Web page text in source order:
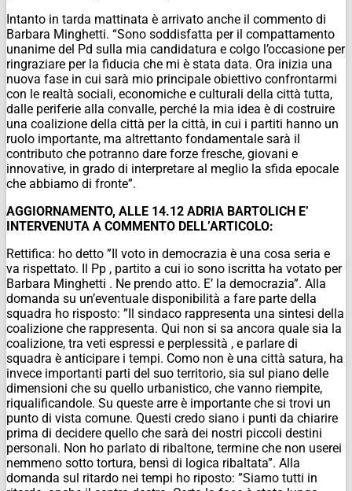
Intanto in tarda mattinata è arrivato anche il commento di
Barbara Minghetti. “Sono soddisfatta per il compattamento
unanime del Pd sulla mia candidatura e colgo l’occasione per
ringraziare per la fiducia che mi è stata data. Ora inizia una
nuova fase in cui sarà mio principale obiettivo confrontarmi
con le realtà sociali, economiche e culturali della città tutta,
dalle periferie alla convalle, perché la mia idea è di costruire
una coalizione della città per la città, in cui i partiti hanno un
ruolo importante, ma altrettanto fondamentale sarà il
contributo che potranno dare forze fresche, giovani e
innovative, in grado di interpretare al meglio la sfida epocale
che abbiamo di fronte”.
AGGIORNAMENTO, ALLE 14.12 ADRIA BARTOLICH E’
INTERVENUTA A COMMENTO DELL’ARTICOLO:
Rettifica: ho detto ”Il voto in democrazia è una cosa seria e
va rispettato. Il Pp , partito a cui io sono iscritta ha votato per
Barbara Minghetti . Ne prendo atto. E’ la democrazia”. Alla
domanda su un’eventuale disponibilità a fare parte della
squadra ho risposto: ”Il sindaco rappresenta una sintesi della
coalizione che rappresenta. Qui non si sa ancora quale sia la
coalizione, tra veti espressi e perplessità , e parlare di
squadra è anticipare i tempi. Como non è una città satura, ha
invece importanti parti del suo territorio, sia sul piano delle
dimensioni che su quello urbanistico, che vanno riempite,
riqualificandole. Su queste arre è importante che si trovi un
punto di vista comune. Questi credo siano i punti da chiarire
prima di decidere quello che sarà dei nostri piccoli destini
personali. Non ho parlato di ribaltone, termine che non userei
nemmeno sotto tortura, bensì di logica ribaltata”. Alla
domanda sul ritardo nei tempi ho riposto: ”Siamo tutti in